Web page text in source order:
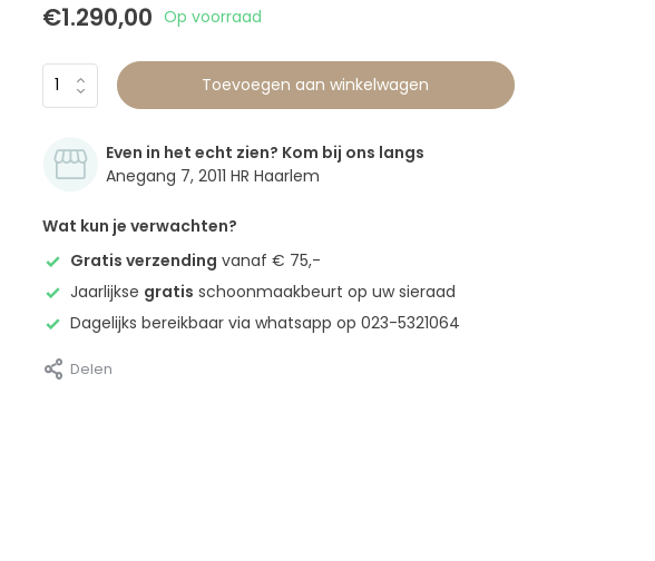
€1.290,00 Op voorraad
Toevoegen aan winkelwagen
Even in het echt zien? Kom bij ons langs
Anegang 7, 2011 HR Haarlem
Wat kun je verwachten?
Gratis verzending vanaf € 75,-
Jaarlijkse gratis schoonmaakbeurt op uw sieraad
Dagelijks bereikbaar via whatsapp op 023-5321064
Delen